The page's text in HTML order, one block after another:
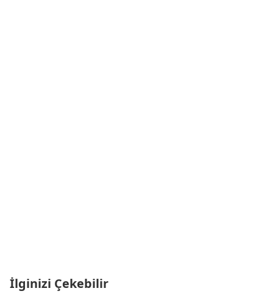
İlginizi Çekebilir